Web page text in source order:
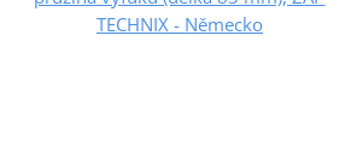
TECHNIX - Německo